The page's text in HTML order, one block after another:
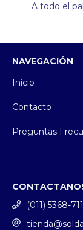
A todo el
NAVEGACIÓN
Inicio
Contacto
Preguntas
(011) 5368-